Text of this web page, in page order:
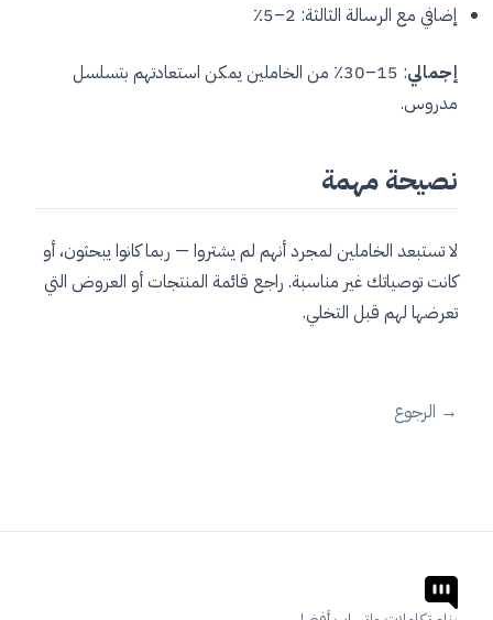
إضافي مع الرسالة الثالثة: 2–5٪
إجمالي
: 15–30٪ من الخاملين يمكن استعادتهم بتسلسل
مدروس.
نصيحة مهمة
لا تستبعد الخاملين لمجرد أنهم لم يشتروا — ربما كانوا يبحثون، أو
كانت توصياتك غير مناسبة. راجع قائمة المنتجات أو العروض التي
تعرضها لهم قبل التخلي.
→ الرجوع